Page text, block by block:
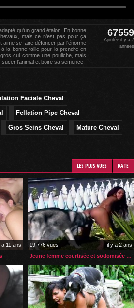
qu'un grand étalon. En bonne
mais ce n'est pas pour ça
aime se faire défoncer par l'énorme
la bonne taille pour la prendre en
cul comme une pouliche, mais
l'animal et boire sa semence.
67559
Ajoutée il y a 7
années
Faciale Cheval
Fellation Pipe Cheval
Gros Seins Cheval Mature Cheval
LES PLUS VUES DATE
a 11 ans
19 776 vues
il y a 2 ans
Jeune femme courtisée et sodomisée par son husky